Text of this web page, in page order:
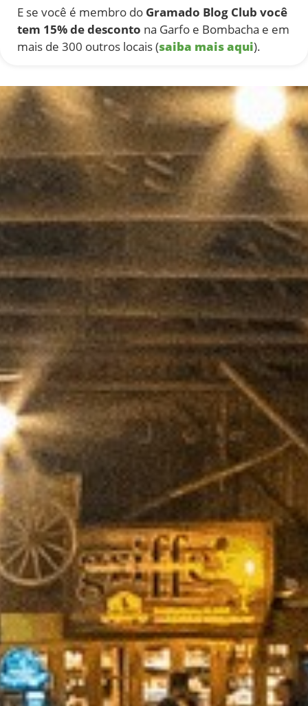
E se você é membro do Gramado Blog Club você
tem 15% de desconto na Garfo e Bombacha e em
mais de 300 outros locais (saiba mais aqui).